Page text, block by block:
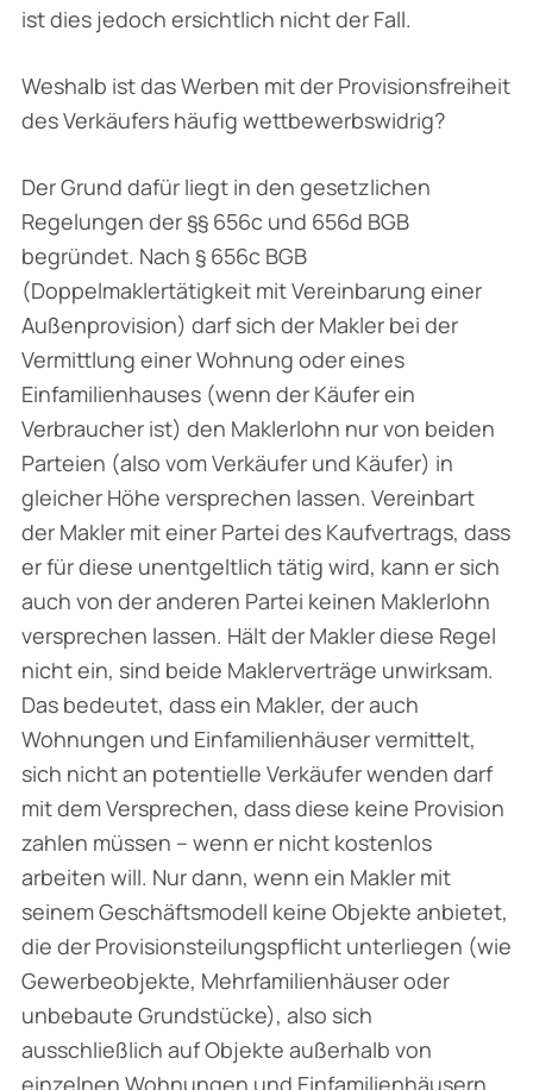
ist dies jedoch ersichtlich nicht der Fall.
Weshalb ist das Werben mit der Provisionsfreiheit
des Verkäufers häufig wettbewerbswidrig?
Der Grund dafür liegt in den gesetzlichen
Regelungen der §§ 656c und 656d BGB
begründet. Nach § 656c BGB
(Doppelmaklertätigkeit mit Vereinbarung einer
Außenprovision) darf sich der Makler bei der
Vermittlung einer Wohnung oder eines
Einfamilienhauses (wenn der Käufer ein
Verbraucher ist) den Maklerlohn nur von beiden
Parteien (also vom Verkäufer und Käufer) in
gleicher Höhe versprechen lassen. Vereinbart
der Makler mit einer Partei des Kaufvertrags, dass
er für diese unentgeltlich tätig wird, kann er sich
auch von der anderen Partei keinen Maklerlohn
versprechen lassen. Hält der Makler diese Regel
nicht ein, sind beide Maklerverträge unwirksam.
Das bedeutet, dass ein Makler, der auch
Wohnungen und Einfamilienhäuser vermittelt,
sich nicht an potentielle Verkäufer wenden darf
mit dem Versprechen, dass diese keine Provision
zahlen müssen – wenn er nicht kostenlos
arbeiten will. Nur dann, wenn ein Makler mit
seinem Geschäftsmodell keine Objekte anbietet,
die der Provisionsteilungspflicht unterliegen (wie
Gewerbeobjekte, Mehrfamilienhäuser oder
unbebaute Grundstücke), also sich
ausschließlich auf Objekte außerhalb von
einzelnen Wohnungen und Einfamilienhäusern